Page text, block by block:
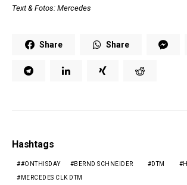
Text & Fotos: Mercedes
Share Share
Hashtags
#ONTHISDAY BERND SCHNEIDER DTM
MERCEDES CLK DTM